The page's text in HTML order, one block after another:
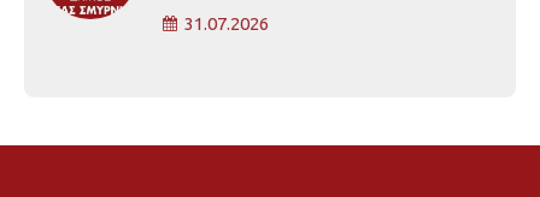
31.07.2026